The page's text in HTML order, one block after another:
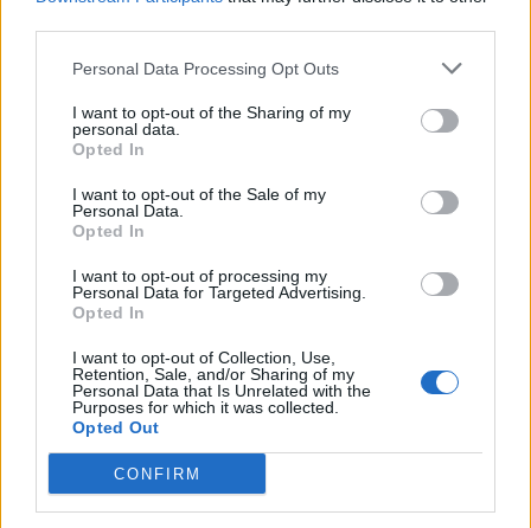
Personal Data Processing Opt Outs
I want to opt-out of the Sharing of my
personal data.
Opted In
I want to opt-out of the Sale of my
Personal Data.
Opted In
I want to opt-out of processing my
Personal Data for Targeted Advertising.
Opted In
I want to opt-out of Collection, Use,
Retention, Sale, and/or Sharing of my
Personal Data that Is Unrelated with the
Purposes for which it was collected.
Opted Out
CONFIRM